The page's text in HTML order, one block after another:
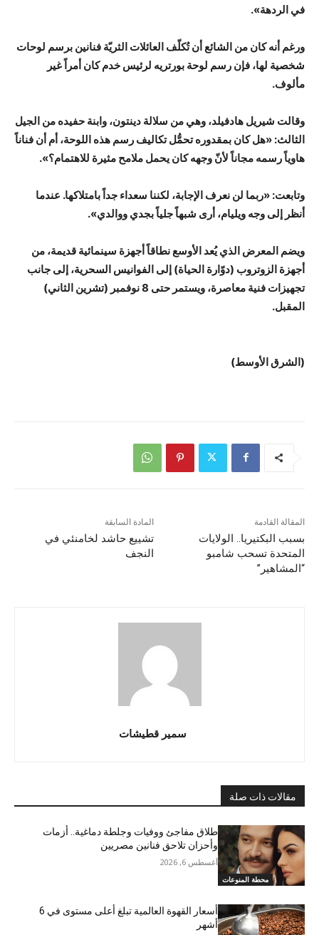
في الردهة».
ورغم أنه كان من الشائع أن تُكلّف العائلات الثريّة فنانين برسم لوحات
شخصية لها، فإن رسم لوحة بورتريه لرئيس خدم كان أمراً غير
مألوف.
وقالت شيريل هادفيلد، وهي من سلالة دينتون، وابنة حفيده من الجيل
الثالث: «هل كان بمقدوره تحمُّل تكاليف رسم هذه اللوحة، أم أن فناناً
هاوياً رسمه مجاناً لأنّ وجهه كان يحمل ملامح مثيرة للاهتمام؟».
وتابعت: «ربما لن نعرف الإجابة، لكننا سعداء جداً بامتلاكها. عندما
أنظر إلى وجه ويليام، أرى شبهاً جلياً بجدي ووالدي».
ويضم المعرض الذي يُعد الأوسع نطاقاً أجهزة سينمائية قديمة، من
أجهزة الزوتروب (دوّارة الحياة) إلى الفوانيس السحرية، إلى جانب
تجهيزات فنية معاصرة، ويستمر حتى 8 نوفمبر (تشرين الثاني)
المقبل.
(الشرق الأوسط)
المادة السابقة
تشييع حاشد لخامنئي في
النجف
المقالة القادمة
بسبب البكتيريا.. الولايات
المتحدة تسحب شامبو
“المشاهير”
سمير قطيشات
مقالات ذات صلة
محطة المنوعات
طلاق مفاجئ ووفيات وجلطة دماغية.. أزمات
وأحزان تلاحق فنانين مصريين
أغسطس 6, 2026
أسعار القهوة العالمية تبلغ أعلى مستوى في 6
أشهر